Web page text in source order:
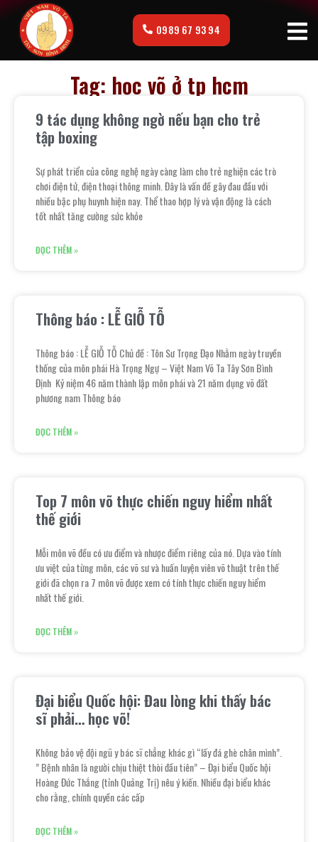
0989 67 93 94
Tag: học võ ở tp hcm
9 tác dụng không ngờ nếu bạn cho trẻ
tập boxing
Sự phát triển của công nghệ ngày càng làm cho trẻ nghiện các trò
chơi điện tử, điện thoại thông minh. Đây là vấn đề gây đau đầu với
nhiều bậc phụ huynh hiện nay. Thể thao hợp lý và vận động là cách
tốt nhất tăng cường sức khỏe
ĐỌC THÊM »
Thông báo : LỄ GIỖ TỖ
Thông báo : LỄ GIỖ TỖ Chủ đề : Tôn Sư Trọng Đạo Nhằm ngày truyền
thống của môn phái Hà Trọng Ngự – Việt Nam Võ Ta Tây Sơn Bình
Định Kỷ niệm 46 năm thành lập môn phái và 21 năm dụng võ đất
phương nam Thông báo
ĐỌC THÊM »
Top 7 môn võ thực chiến nguy hiểm nhất
thế giới
Mỗi môn võ đều có ưu điểm và nhược điểm riêng của nó. Dựa vào tính
ưu việt của từng môn, các võ sư và huấn luyện viên võ thuật trên thế
giới đã chọn ra 7 môn võ được xem có tính thực chiến nguy hiểm
nhất thế giới.
ĐỌC THÊM »
Đại biểu Quốc hội: Đau lòng khi thấy bác
sĩ phải… học võ!
Không bảo vệ đội ngũ y bác sĩ chẳng khác gì “lấy đá ghè chân mình”.
” Bệnh nhân là người chịu thiệt thòi đầu tiên” – Đại biểu Quốc hội
Hoàng Đức Thắng (tỉnh Quảng Trị) nêu ý kiến. Nhiều đại biểu khác
cho rằng, chính quyền các cấp
ĐỌC THÊM »